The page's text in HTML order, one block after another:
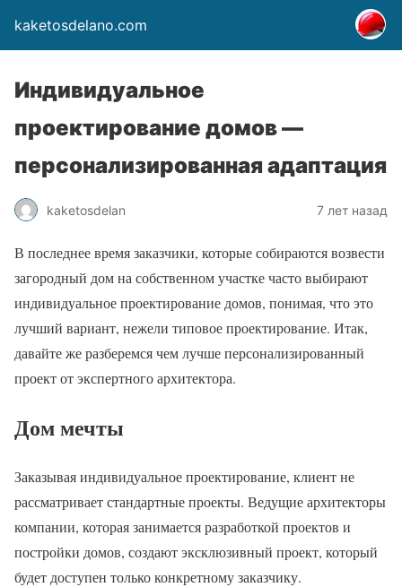
kaketosdelano.com
Индивидуальное
проектирование домов —
персонализированная адаптация
kaketosdelan 7 лет назад
В последнее время заказчики, которые собираются возвести
загородный дом на собственном участке часто выбирают
индивидуальное проектирование домов, понимая, что это
лучший вариант, нежели типовое проектирование. Итак,
давайте же разберемся чем лучше персонализированный
проект от экспертного архитектора.
Дом мечты
Заказывая индивидуальное проектирование, клиент не
рассматривает стандартные проекты. Ведущие архитекторы
компании, которая занимается разработкой проектов и
постройки домов, создают эксклюзивный проект, который
будет доступен только конкретному заказчику.